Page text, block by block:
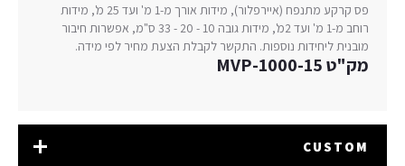
פס קרקע מתנפח (איירפלור), מידות אורך מ-1 מ' ועד 25 מ', מידות
רוחב מ-1 מ' ועד 2מ', מידות גובה 10 - 20 - 33 ס"מ, אפשרות חיבור
מובנית ליחידות נוספות. התקשר לקבלת הצעת מחיר לפי מידה.
מק"ט MVP-1000-15
CUSTOM